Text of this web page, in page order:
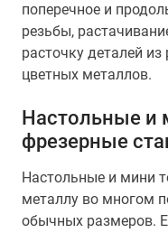
поперечное и
резьбы,
расточку деталей
цветных металлов.
Настольные и
фрезерные
Настольные и мини
металлу во многом
обычных размеров.